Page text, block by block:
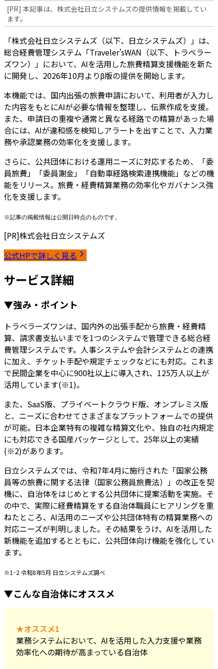
[PR] 本記事は、株式会社日立システムズの提供情報を掲載してい
ます。
「株式会社日立システムズ（以下、日立システムズ）」は、
総合経費管理システム「Traveler’sWAN（以下、トラベラー
ズワン）」において、AIを活用した旅費精算支援機能を新た
に開発し、2026年10月よりβ版の提供を開始します。
本機能では、国内出張の旅費申請において、利用者が入力し
た内容をもとにAIが必要な情報を整理し、伝票作成を支援。
また、申請日の重複や通常と異なる経路での精算があった場
合には、 AIが違和感を検知しアラートを出すことで、入力業
務や承認業務の効率化を支援します。
さらに、公共団体における運用ニーズに対応するため、「委
員旅費」「委員謝金」「自動車経路検索連携機能」などの機
能をリリース。旅費・経費精算業務の効率化やガバナンス強
化を支援します。
※記事の掲載情報は公開日時点のものです。
[PR]株式会社日立システムズ
公式HPで詳しく見る
サービス詳細
▼強み・ポイント
トラベラーズワンは、国内外の出張手配から旅費・経費精
算、請求書支払いまでを1つのシステムで管理できる総合経
費管理システムです。人事システムや会計システムとの連携
に加え、チケット手配や規定チェックなどにも対応。これま
で民間企業を中心に900社以上に導入され、125万人以上が
活用しています(※1)。
また、SaaS版、プライベートクラウド版、オンプレミス版
と、ニーズに合わせてさまざまなプラットフォームでの提供
が可能。日本企業特有の複雑な精算文化や、独自の社内規定
にも対応できる国産パッケージとして、 25年以上の実績
(※2)があります。
日立システムズでは、令和7年4月に施行された「国家公務
員等の旅費に関する法律（国家公務員旅費法）」の改正を契
機に、自治体をはじめとする公共団体に提案活動を実施。そ
の中で、実際に経費精算をする自治体職員にヒアリングを重
ねたところ、AI活用のニーズや公共団体特有の精算業務への
対応ニーズが判明しました。その結果をうけ、 AIを活用した
新機能を追加するとともに、 公共団体向け機能を強化してい
ます。
※1･2 令和8年5月 日立システムズ調べ
▼こんな自治体にオススメ
★オススメ1
業務システムにおいて、AIを活用した入力支援や業務
効率化への期待が高まっている自治体